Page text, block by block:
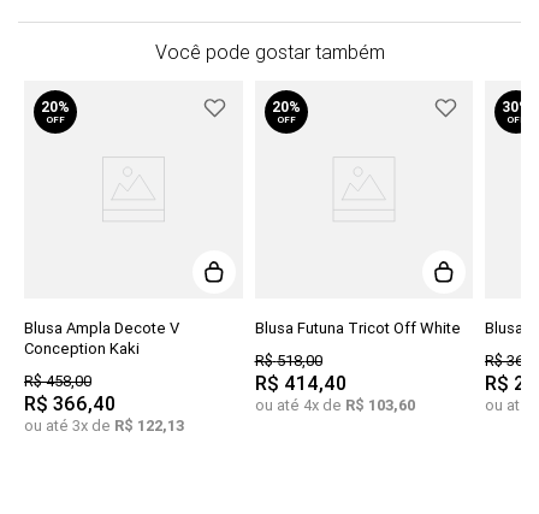
Você pode gostar também
20%
OFF
Blusa Ampla Decote V
Conception Kaki
R$458,00
R$ 366,40
ou até 3x de R$ 122,13
20%
OFF
Blusa Futuna Tricot Off White
R$518,00
R$ 414,40
ou até 4x de R$ 103,60
30%
OFF
Blusa
R$368
R$
ou até